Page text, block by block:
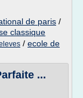
de paris /
classique
/ ecole de
...